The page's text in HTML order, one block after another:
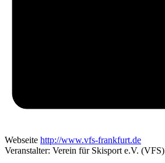
Webseite http://www.vfs-frankfurt.de
Veranstalter: Verein für Skisport e.V. (VFS)